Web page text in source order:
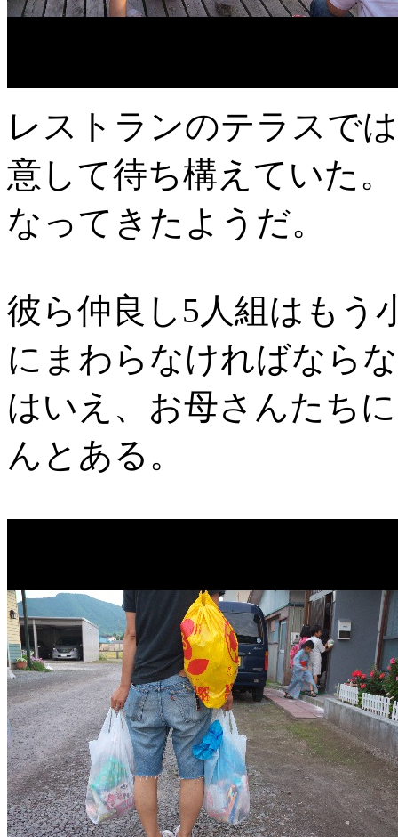
レストランのテラスで
意して待ち構えていた
なってきたようだ。
彼ら仲良し5人組はもう
にまわらなければなら
はいえ、お母さんたち
んとある。